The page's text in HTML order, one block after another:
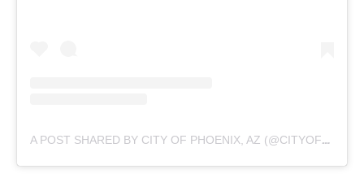
A POST SHARED BY CITY OF PHOENIX, AZ (@CITYOFPHOENIXAZ)